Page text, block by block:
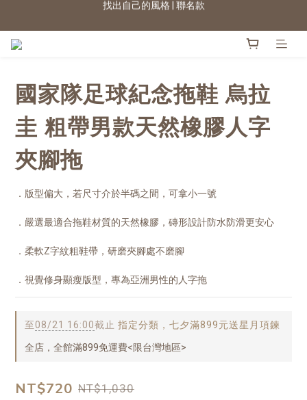
國家隊足球紀念拖鞋 烏拉
圭 粗帶男款天然橡膠人字
夾腳拖
．版型偏大，若尺寸介於半碼之間，可拿小一號
．嚴選最適合拖鞋材質的天然橡膠，磚形設計防水防滑更安心
．柔軟Z字紋粗鞋帶，研磨夾腳處不磨腳
．視覺修身顯瘦版型，專為亞洲男性的人字拖
至08/21 16:00截止 指定分類，七夕滿899元送星月項鍊
全店，全館滿899免運費<限台灣地區>
NT$720 NT$1,030